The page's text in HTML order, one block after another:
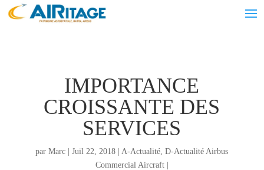
IMPORTANCE
CROISSANTE DES
SERVICES
parMarc |Juil 22, 2018 |A-Actualité,D-Actualité Airbus
Commercial Aircraft|